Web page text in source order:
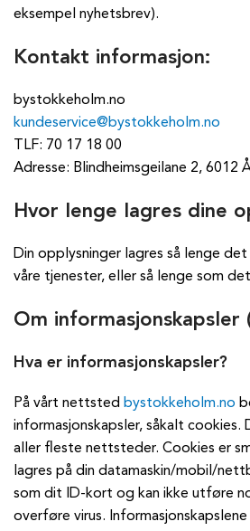
eksempel nyhetsbrev).
Kontakt informasjon:
bystokkeholm.no
kundeservice@bystokkeholm.no
TLF: 70 17 18 00
Adresse: Blindheimsgeilane 2, 6012
Hvor lenge lagres dine
Din opplysninger lagres så lenge
våre tjenester, eller så lenge som
Om informasjonskapsler
Hva er informasjonskapsler?
På vårt nettsted bystokkeholm.no
informasjonskapsler, såkalt cookies.
aller fleste nettsteder. Cookies er
lagres på din datamaskin/mobil/
som dit ID-kort og kan ikke utføre
overføre virus.